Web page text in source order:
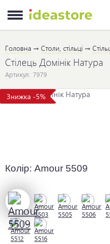
Головна Столи, стільці
Стілець Домінік Натура
Артикул: 7979
Знижка -5%
Колір: Amour 5509